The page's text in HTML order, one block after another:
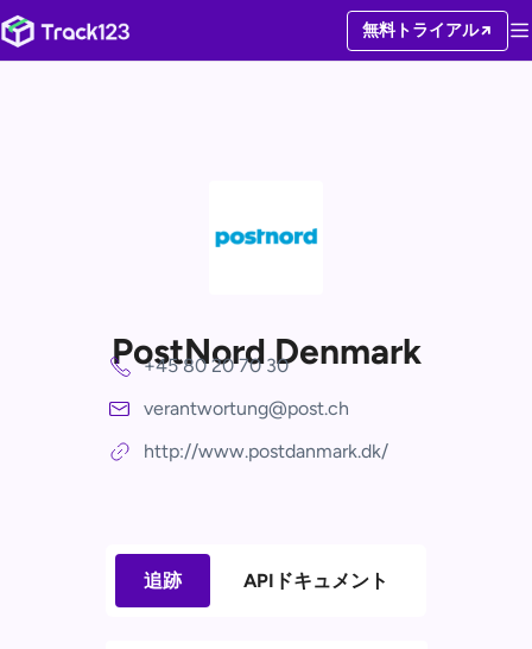
無料トライアル
PostNord Denmark
+45 80 20 70 30
verantwortung@post.ch
http://www.postdanmark.dk/
追跡 APIドキュメント